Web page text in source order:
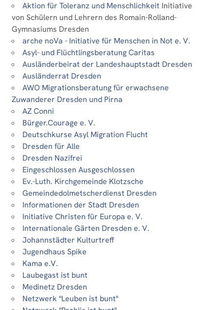
Aktion für Toleranz und Menschlichkeit Initiative
von Schülern und Lehrern des Romain-Rolland-
Gymnasiums Dresden
arche noVa - Initiative für Menschen in Not e. V.
Asyl- und Flüchtlingsberatung Caritas
Ausländerbeirat der Landeshauptstadt Dresden
Ausländerrat Dresden
AWO Migrationsberatung für erwachsene
Zuwanderer Dresden und Pirna
AZ Conni
Bürger.Courage e. V.
Deutschkurse Asyl Migration Flucht
Dresden für Alle
Dresden Nazifrei
Eingeschlossen Ausgeschlossen
Ev.-Luth. Kirchgemeinde Klotzsche
Gemeindedolmetscherdienst Dresden
Informationen der Stadt Dresden
Initiative Christen für Europa e. V.
Internationale Gärten Dresden e. V.
Johannstädter Kulturtreff
Jugendhaus Spike
Kama e.V.
Laubegast ist bunt
Medinetz Dresden
Netzwerk "Leuben ist bunt"